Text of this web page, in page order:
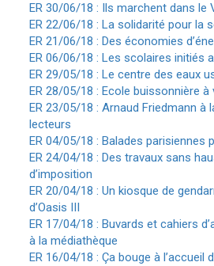
ER 30/06/18 : Ils marchent dans le
ER 22/06/18 : La solidarité pour la
ER 21/06/18 : Des économies
ER 06/06/18 : Les scolaires initiés
ER 29/05/18 : Le centre des eaux
ER 28/05/18 : Ecole buissonnière à
ER 23/05/18 : Arnaud Friedmann à
lecteurs
ER 04/05/18 : Balades parisiennes
ER 24/04/18 : Des travaux sans
d’imposition
ER 20/04/18 : Un kiosque de
d’Oasis III
ER 17/04/18 : Buvards et cahiers
à la médiathèque
ER 16/04/18 : Ça bouge à